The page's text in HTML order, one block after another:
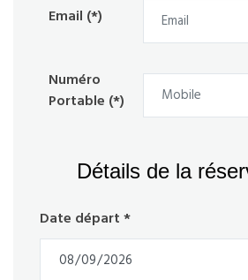
Email (*)
Numéro
Portable (*)
Détails de la
Date départ *